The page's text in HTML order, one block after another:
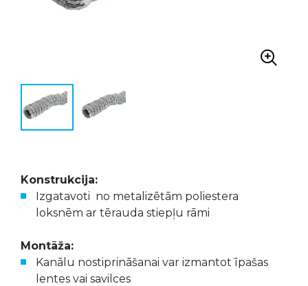
Konstrukcija:
Izgatavoti no metalizētām poliestera
loksnēm ar tērauda stiepļu rāmi
Montāža:
Kanālu nostiprināšanai var izmantot īpašas
lentes vai savilces